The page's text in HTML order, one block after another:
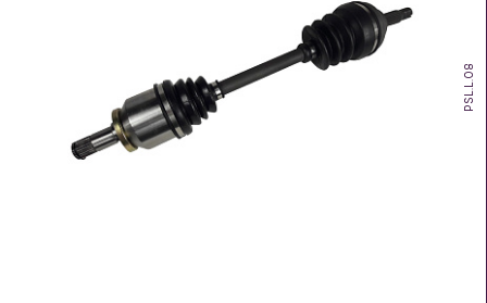
PSL.L.08